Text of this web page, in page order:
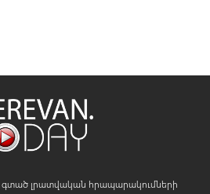
գտած լրատվական հրապարակումների